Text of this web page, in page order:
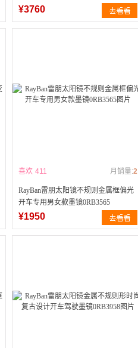
¥3760
喜欢 411 月销量:2
RayBan雷朋太阳镜不规则金属框偏光
开车专用男女款墨镜0RB3565
¥1950